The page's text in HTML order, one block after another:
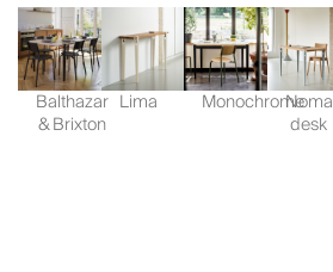
Balthazar
& Brixton
Lima MonochromeNoma
desk